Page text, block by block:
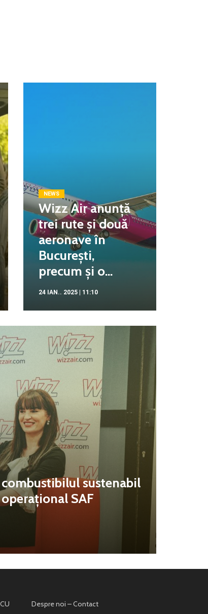
NEWS
Wizz Air anunță
trei rute și două
aeronave în
București,
precum și o...
24 IAN.. 2025 | 11:10
sustenabil
SAF
Despre noi – Contact